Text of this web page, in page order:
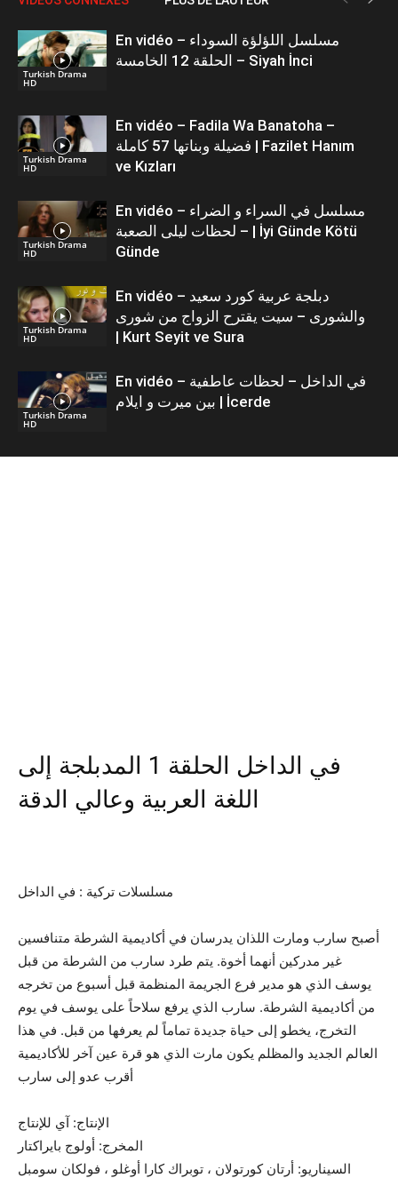
Turkish Drama
HD
En vidéo – مسلسل اللؤلؤة السوداء
الحلقة 12 الخامسة – Siyah İnci
Turkish Drama
HD
En vidéo – Fadila Wa Banatoha –
فضيلة وبناتها 57 كاملة | Fazilet Hanım
ve Kızları
Turkish Drama
HD
En vidéo – مسلسل في السراء و الضراء
– لحظات ليلى الصعبة | İyi Günde Kötü
Günde
Turkish Drama
HD
En vidéo – دبلجة عربية كورد سعيد
والشورى – سيت يقترح الزواج من شورى
| Kurt Seyit ve Sura
Turkish Drama
HD
En vidéo – في الداخل – لحظات عاطفية
بين ميرت و ايلام | İcerde
في الداخل الحلقة 1 المدبلجة إلى
اللغة العربية وعالي الدقة
مسلسلات تركية : في الداخل
أصبح سارب ومارت اللذان يدرسان في أكاديمية الشرطة متنافسين
غير مدركين أنهما أخوة. يتم طرد سارب من الشرطة من قبل
يوسف الذي هو مدير فرع الجريمة المنظمة قبل أسبوع من تخرجه
من أكاديمية الشرطة. سارب الذي يرفع سلاحاً على يوسف في يوم
التخرج، يخطو إلى حياة جديدة تماماً لم يعرفها من قبل. في هذا
العالم الجديد والمظلم يكون مارت الذي هو قرة عين آخر للأكاديمية
أقرب عدو إلى سارب
الإنتاج: آي للإنتاج
المخرج: أولوج بايراكتار
السيناريو: أرتان كورتولان ، توبراك كارا أوغلو ، فولكان سومبل